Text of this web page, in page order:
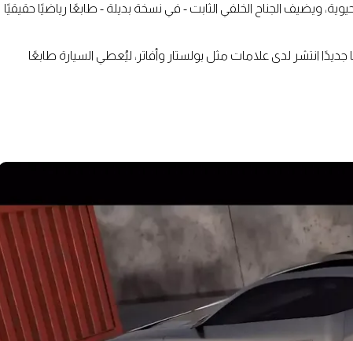
ويضيف الجناح الخلفي الثابت - في نسخة بديلة - طابعًا رياضيًا حقيقيًا
جديدًا انتشر لدى علامات مثل بولستار وأفاتر، ليُعطي السيارة طابعًا